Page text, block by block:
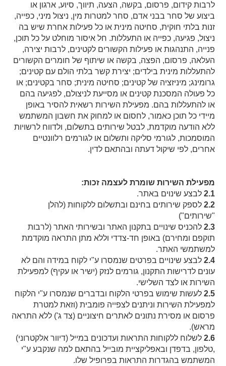
לרבות קידום, פרסום, בקשה, הצעה, תיווך, סיוע, ארגון או
ביצוע של סחר בבני אדם, סחר למטרות מין, ניצול מיני, כפייה,
זנות בלתי חוקית, סחיטה מינית או כל פעילות אחרת שיש בה
ניצול, פגיעה, כפייה או התעללות. חל איסור מוחלט על כל תוכן,
פנייה, התנהגות או פעילות הקשורים לקטינים, לרבות יצירה,
העלאה, פרסום, הפצה, בקשה או שיתוף של חומרים הקשורים
להתעללות מינית בילדים; יצירת קשר בלתי הולם עם קטינים;
גרומינג; מיניזציה של קטינים; סחיטה מינית; סחר בקטינים; או
כל פעולה המסכנת קטינים או מסייעת לניצולם, לפגיעה בהם
או להתעללות בהם. מפעילת השירות רשאית להסיר באופן
מיידי כל תוכן כאמור, לחסום או למחוק את חשבון המשתמש
ללא הודעה מוקדמת, לבטל שירותים בתשלום, ולדווח לרשויות
המוסמכות, לגורמי סליקה ותשלום או לגורמים רלוונטיים
אחרים, לפי שיקול דעתה ובהתאם לדין.
מפעילת השירות שומרת לעצמה זכות:
2.1 לבצע שינוים באתר.
2.2 לספק שירותים בחינם ובתשלום ללקוחות (להלן
"שירותים")
2.3 להכניס שינויים בתקנון האתר ובשירותי האתר (לרבות
תוקפם ומחירם) באופן חד-צדדי וללא מתן התראה מוקדמת
למשתמשי האתר.
2.4 לבצע שינויים בפרטים שנמסרו ע"י לקוח במידה והם לא
עונים לדרישות התקנון, גורמים לנזק (ישיר או עקיף) למפעילת
השירות או לצד השלישי.
2.5 לעשות שימוש בפרטי הלקוח ובדברים שנמסרו ע"י הלקוח
למפעילת השירות וניתנים לצפייה פומבית (וזאת למטרת
פרסום או מסירת נתונים לאתרים חיצוניים (צד ג') ללא התראה
מראש).
2.6 לשלוח ללקוחות התראות ועדכונים במייל (דיוור אלקטרוני)
,טלפון, בדפדן ובאפליקציית מובייל בהתאם למה שנקבע ע"י
המשתמש בהגדרות התראות בפרופיל שלו.